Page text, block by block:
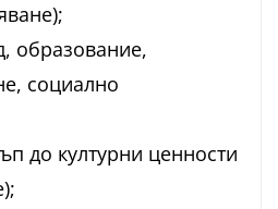
образование,
социално
до културни ценности